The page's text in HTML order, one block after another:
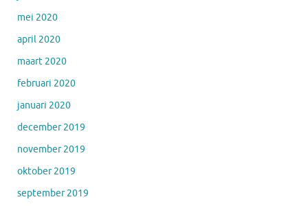
mei 2020
april 2020
maart 2020
februari 2020
januari 2020
december 2019
november 2019
oktober 2019
september 2019